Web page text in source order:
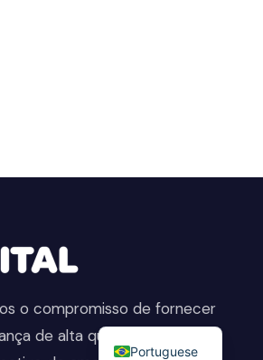
o compromisso de fornecer
de alta qualidade. Do
Portuguese